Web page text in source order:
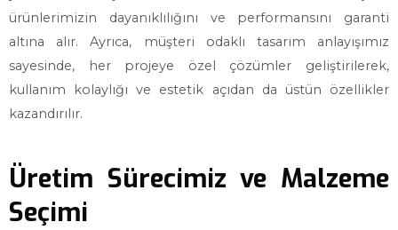
ürünlerimizin dayanıklılığını ve performansını garanti
altına alır. Ayrıca, müşteri odaklı tasarım anlayışımız
sayesinde, her projeye özel çözümler geliştirilerek,
kullanım kolaylığı ve estetik açıdan da üstün özellikler
kazandırılır.
Üretim Sürecimiz ve Malzeme
Seçimi